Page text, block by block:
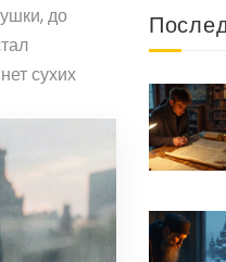
до
сухих